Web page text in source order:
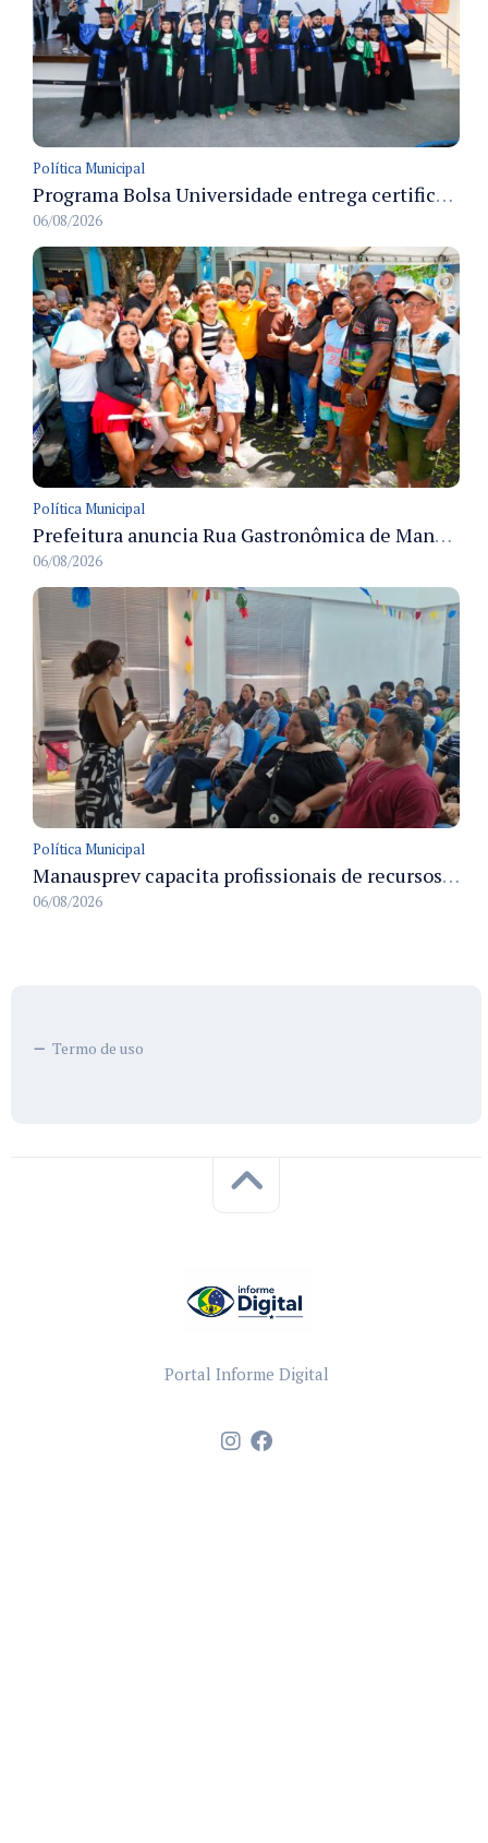
Política Municipal
Programa Bolsa Universidade entrega certificados a formandos em Manaus na sede do Executivo municipal
06/08/2026
Política Municipal
Prefeitura anuncia Rua Gastronômica de Manaus e garante alternativas para 54 ambulantes cadastrados
06/08/2026
Política Municipal
Manausprev capacita profissionais de recursos humanos para agilizar concessão de aposentadorias no município
06/08/2026
Termo de uso
Portal Informe Digital